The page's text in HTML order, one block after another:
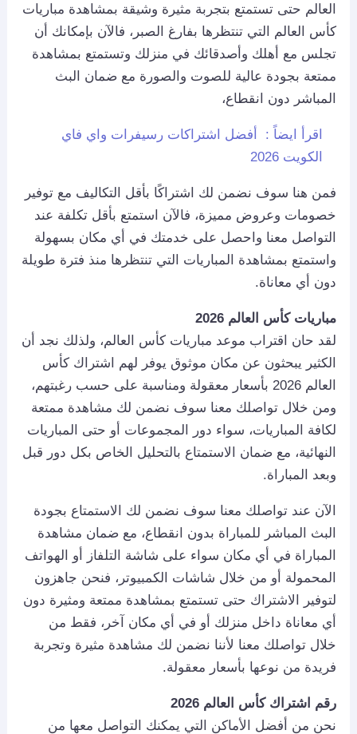
العالم حتى تستمتع بتجربة مثيرة وشيقة بمشاهدة مباريات
كأس العالم التي تنتظرها بفارغ الصبر، فالآن بإمكانك أن
تجلس مع أهلك وأصدقائك في منزلك وتستمتع بمشاهدة
ممتعة بجودة عالية للصوت والصورة مع ضمان البث
المباشر دون انقطاع،
اقرأ ايضاً :
أفضل اشتراكات رسيفرات واي فاي
الكويت 2026
فمن هنا سوف نضمن لك اشتراكًا بأقل التكاليف مع توفير
خصومات وعروض مميزة، فالآن استمتع بأقل تكلفة عند
التواصل معنا واحصل على خدمتك في أي مكان بسهولة
واستمتع بمشاهدة المباريات التي تنتظرها منذ فترة طويلة
دون أي معاناة.
مباريات كأس العالم 2026
لقد حان اقتراب موعد مباريات كأس العالم، ولذلك نجد أن
الكثير يبحثون عن مكان موثوق يوفر لهم اشتراك كأس
العالم 2026 بأسعار معقولة ومناسبة على حسب رغبتهم،
ومن خلال تواصلك معنا سوف نضمن لك مشاهدة ممتعة
لكافة المباريات، سواء دور المجموعات أو حتى المباريات
النهائية، مع ضمان الاستمتاع بالتحليل الخاص بكل دور قبل
وبعد المباراة.
الآن عند تواصلك معنا سوف نضمن لك الاستمتاع بجودة
البث المباشر للمباراة بدون انقطاع، مع ضمان مشاهدة
المباراة في أي مكان سواء على شاشة التلفاز أو الهواتف
المحمولة أو من خلال شاشات الكمبيوتر، فنحن جاهزون
لتوفير الاشتراك حتى تستمتع بمشاهدة ممتعة ومثيرة دون
أي معاناة داخل منزلك أو في أي مكان آخر، فقط من
خلال تواصلك معنا لأننا نضمن لك مشاهدة مثيرة وتجربة
فريدة من نوعها بأسعار معقولة.
رقم اشتراك كأس العالم 2026
نحن من أفضل الأماكن التي يمكنك التواصل معها من